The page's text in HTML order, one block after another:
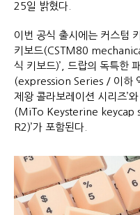
25일 밝혔다.
이번 공식 출시에는 커스텀
키보드(CSTM80
식 키보드)’, 드랍의 독특한
(expression Series / 이하
제왕 콜라보레이션 시리즈’
(MiTo Keysterine keycap
R2)’가 포함된다.